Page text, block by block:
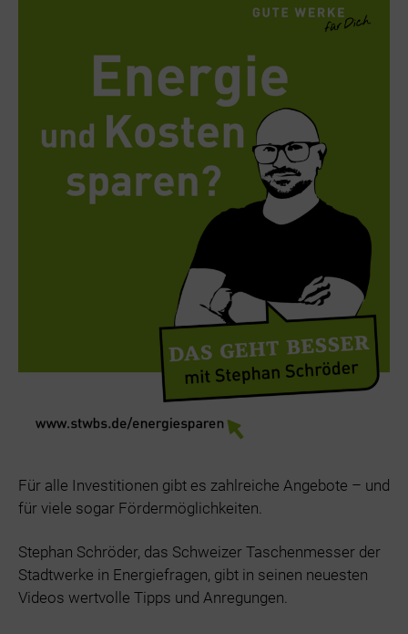
Für alle Investitionen gibt es zahlreiche Angebote – und
für viele sogar Fördermöglichkeiten.
Stephan Schröder, das Schweizer Taschenmesser der
Stadtwerke in Energiefragen, gibt in seinen neuesten
Videos wertvolle Tipps und Anregungen.